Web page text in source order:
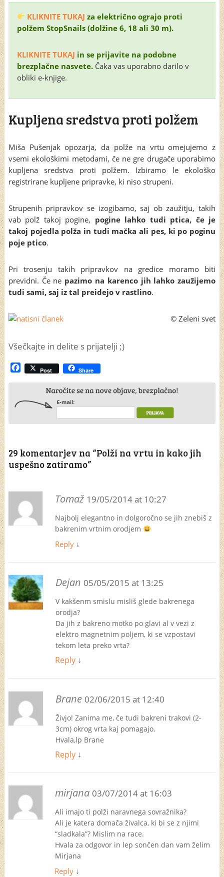
KLIKNITE TUKAJ za električno ograjo proti
polžem StopSnails (dolžine 6, 18 ali 30 m).
KLIKNITE TUKAJ in se prijavite na podobne
brezplačne nasvete.Čaka vas uporabno darilo v
obliki e-knjige.
Kupljena sredstva proti polžem
Miša Pušenjak opozarja, da polže na vrtu omejujemo z
vsemi ekološkimi metodami, če ne gre drugače uporabimo
kupljena sredstva proti polžem. Izbiramo le ekološko
registrirane kupljene pripravke, ki niso strupeni.
Strupenih pripravkov se izogibamo, saj ob zaužitju, takih
vab polž takoj pogine, pogine lahko tudi ptica, če je
takoj pojedla polža in tudi mačka ali pes, ki po poginu
poje ptico.
Pri trosenju takih pripravkov na gredice moramo biti
previdni. Če ne pazimo na karenco jih lahko zaužijemo
tudi sami, saj iz tal preidejo v rastlino.
© Zeleni svet
Všečkajte in delite s prijatelji ;)
Facebook
Post Share
29 komentarjev na “Polži na vrtu in kako jih
uspešno zatiramo”
Tomaž 19/05/2014 at 10:27
Najbolj elegantno in dolgoročno se jih znebiš z
bakrenim vrtnim orodjem
Reply ↓
Dejan 05/05/2015 at 13:25
V kakšenm smislu misliš glede bakrenega
orodja?
Da jih z bakreno motko po glavi al v vezi z
elektro magnetnim poljem, ki se vzpostavi
tekom leta preko vrta?
Reply ↓
Brane 02/06/2015 at 12:40
Živjo! Zanima me, če tudi bakreni trakovi (2-
3cm) okrog vrta kaj pomagajo.
Hvala,lp Brane
Reply ↓
mirjana 03/07/2014 at 16:03
Ali imajo ti polži naravnega sovražnika?
Ali je katera domača živalca, ki bi se z njimi
“sladkala”? Mislim na race.
Hvala za odgovor in lep sončen dan vam želim
Mirjana
Reply ↓